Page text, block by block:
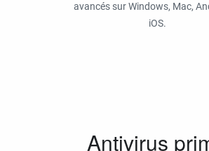
avancés sur Windows, Mac,
iOS.
Antivirus